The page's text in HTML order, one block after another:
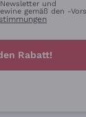
und
gemäß den -
Rabatt!